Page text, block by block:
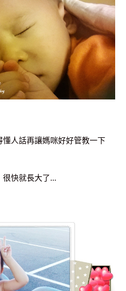
人話再讓媽咪好好管教一下
很快就長大了…